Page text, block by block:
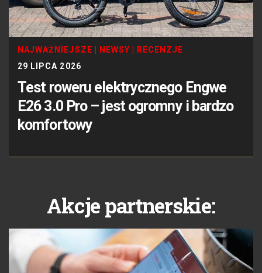
NAJWAŻNIEJSZE | NEWSY | RECENZJE
29 LIPCA 2026
Test roweru elektrycznego Engwe
E26 3.0 Pro – jest ogromny i bardzo
komfortowy
Akcje partnerskie: